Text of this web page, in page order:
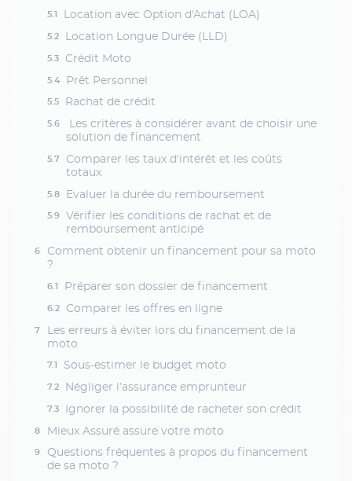
Location avec Option d'Achat (LOA)
Location Longue Durée (LLD)
Crédit Moto
Prêt Personnel
Rachat de crédit
Les critères à considérer avant de choisir une
solution de financement
Comparer les taux d'intérêt et les coûts
totaux
Evaluer la durée du remboursement
Vérifier les conditions de rachat et de
remboursement anticipé
Comment obtenir un financement pour sa moto
?
Préparer son dossier de financement
Comparer les offres en ligne
Les erreurs à éviter lors du financement de la
moto
Sous-estimer le budget moto
Négliger l’assurance emprunteur
Ignorer la possibilité de racheter son crédit
Mieux Assuré assure votre moto
Questions fréquentes à propos du financement
de sa moto ?